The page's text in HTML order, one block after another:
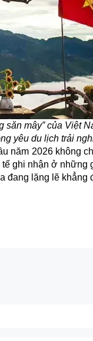
săn mây” của Việt
yêu du lịch trải
năm 2026 không
ghi nhận ở những
đang lặng lẽ